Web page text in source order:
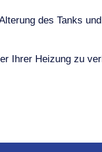
des Tanks
Ihrer Heizung zu